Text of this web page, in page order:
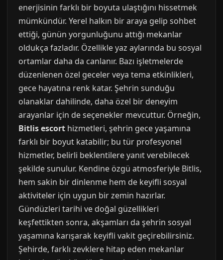
enerjisinin farklı bir boyuta ulaştığını hissetmek
mümkündür. Yerel halkın bir araya gelip sohbet
ettiği, günün yorgunluğunu attığı mekanlar
oldukça fazladır. Özellikle yaz aylarında bu sosyal
ortamlar daha da canlanır. Bazı işletmelerde
düzenlenen özel geceler veya tema etkinlikleri,
gece hayatına renk katar. Şehrin sunduğu
olanaklar dahilinde, daha özel bir deneyim
arayanlar için de seçenekler mevcuttur. Örneğin,
Bitlis escort hizmetleri, şehrin gece yaşamına
farklı bir boyut katabilir; bu tür profesyonel
hizmetler, belirli beklentilere yanıt verebilecek
şekilde sunulur. Kendine özgü atmosferiyle Bitlis,
hem sakin bir dinlenme hem de keyifli sosyal
aktiviteler için uygun bir zemin hazırlar.
Gündüzleri tarihi ve doğal güzellikleri
keşfettikten sonra, akşamları da şehrin sosyal
yaşamına karışarak keyifli vakit geçirebilirsiniz.
Şehirde, farklı zevklere hitap eden mekanlar